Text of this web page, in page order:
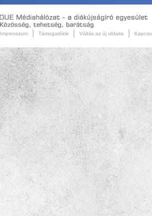
Impresszum Támogatóink Váltás az új oldalra